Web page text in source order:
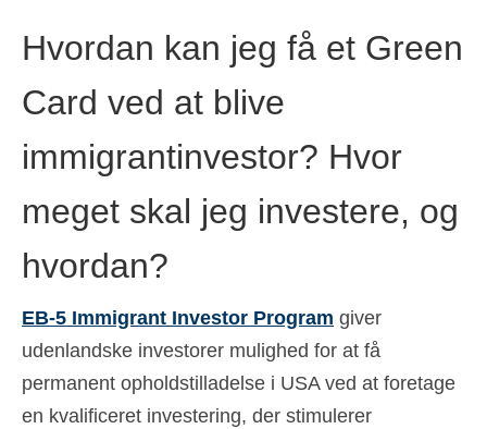
Hvordan kan jeg få et Green
Card ved at blive
immigrantinvestor? Hvor
meget skal jeg investere, og
hvordan?
EB-5 Immigrant Investor Program giver
udenlandske investorer mulighed for at få
permanent opholdstilladelse i USA ved at foretage
en kvalificeret investering, der stimulerer